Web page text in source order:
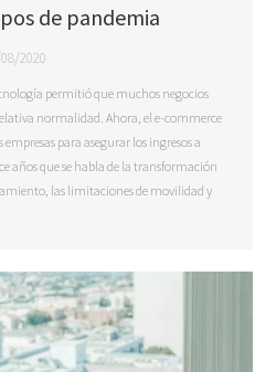
de pandemia
2020
permitió que muchos negocios
normalidad. Ahora, el e-commerce
para asegurar los ingresos a
años que se habla de la transformación
las limitaciones de movilidad y